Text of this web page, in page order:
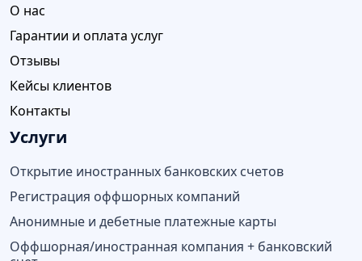
О нас
Гарантии и оплата услуг
Отзывы
Кейсы клиентов
Контакты
Услуги
Открытие иностранных банковских счетов
Регистрация оффшорных компаний
Анонимные и дебетные платежные карты
Оффшорная/иностранная компания + банковский